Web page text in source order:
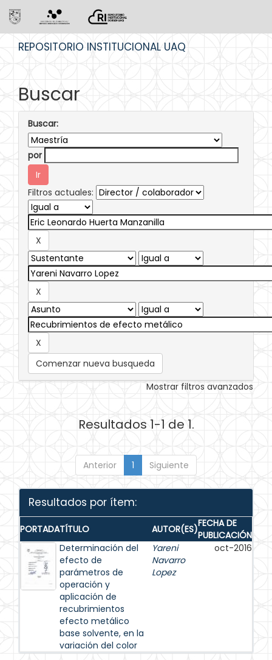
REPOSITORIO INSTITUCIONAL UAQ
Buscar
Buscar:
por
Filtros actuales:
Comenzar nueva busqueda
Mostrar filtros avanzados
Resultados 1-1 de 1.
Anterior 1 Siguiente
Resultados por ítem:
PORTADATÍTULO AUTOR(ES)FECHA DE
PUBLICACIÓN
Determinación del
efecto de
parámetros de
operación y
aplicación de
recubrimientos
efecto metálico
base solvente, en la
variación del color
Yareni
Navarro
Lopez
oct-2016